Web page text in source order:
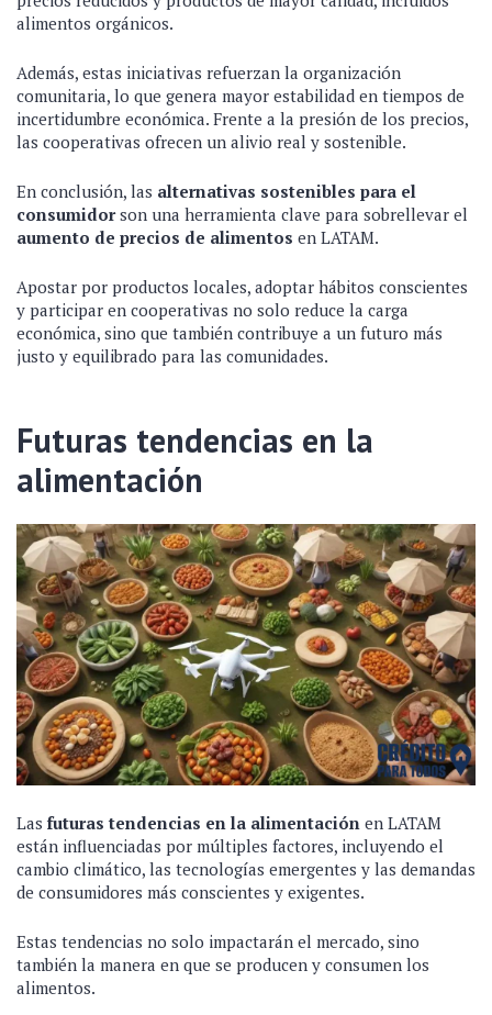
alimentos orgánicos.
Además, estas iniciativas refuerzan la organización
comunitaria, lo que genera mayor estabilidad en tiempos de
incertidumbre económica. Frente a la presión de los precios,
las cooperativas ofrecen un alivio real y sostenible.
En conclusión, las alternativas sostenibles para el
consumidorson una herramienta clave para sobrellevar el
aumento de precios de alimentos en LATAM.
Apostar por productos locales, adoptar hábitos conscientes
y participar en cooperativas no solo reduce la carga
económica, sino que también contribuye a un futuro más
justo y equilibrado para las comunidades.
Futuras tendencias en la
alimentación
Las futuras tendencias en la alimentación en LATAM
están influenciadas por múltiples factores, incluyendo el
cambio climático, las tecnologías emergentes y las demandas
de consumidores más conscientes y exigentes.
Estas tendencias no solo impactarán el mercado, sino
también la manera en que se producen y consumen los
alimentos.